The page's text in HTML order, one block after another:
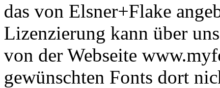
das von Elsner+Flake
Lizenzierung kann über
von der Webseite
gewünschten Fonts dort